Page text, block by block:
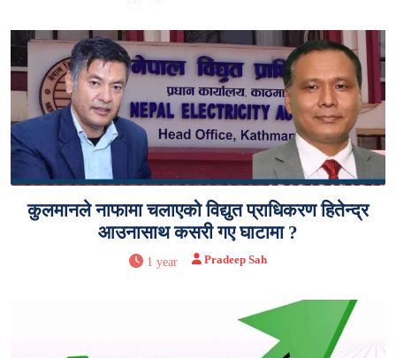
कुलमानले नाफामा चलाएको विद्युत प्राधिकरण हितेन्द्र
आउनासाथ कसरी गए घाटामा ?
1 year Pradeep Sah